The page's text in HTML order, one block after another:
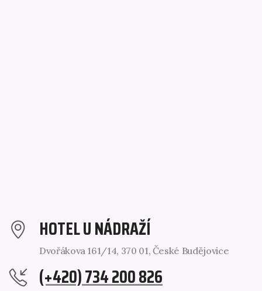
HOTEL U NÁDRAŽÍ
Dvořákova 161/14, 370 01, České Budějovice
(+420) 734 200 826